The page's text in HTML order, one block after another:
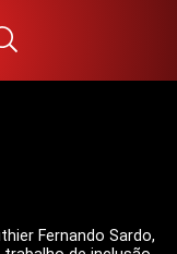
Fernando Sardo,